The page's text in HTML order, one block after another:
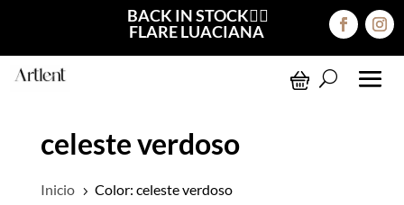
BACK IN STOCK❤️‍🔥
FLARE LUACIANA
celeste verdoso
Inicio 5 Color: celeste verdoso